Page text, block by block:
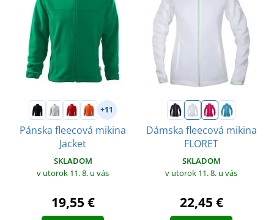
+11
Pánska fleecová mikina
Jacket
SKLADOM
v utorok 11. 8. u vás
19,55 €
Dámska fleecová mikina
FLORET
SKLADOM
v utorok 11. 8. u vás
22,45 €